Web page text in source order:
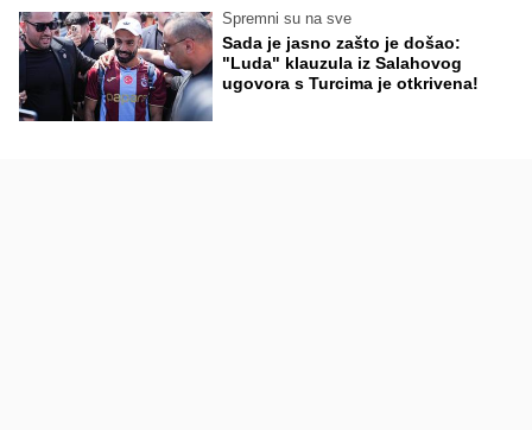
Spremni su na sve
Sada je jasno zašto je došao:
"Luda" klauzula iz Salahovog
ugovora s Turcima je otkrivena!